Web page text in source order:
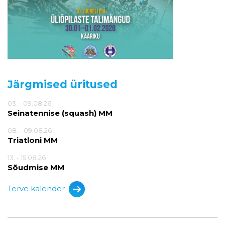
Järgmised üritused
03. - 09.08.26
Seinatennise (squash) MM
08. - 09.08.26
Triatloni MM
13. - 15.08.26
Sõudmise MM
Terve kalender